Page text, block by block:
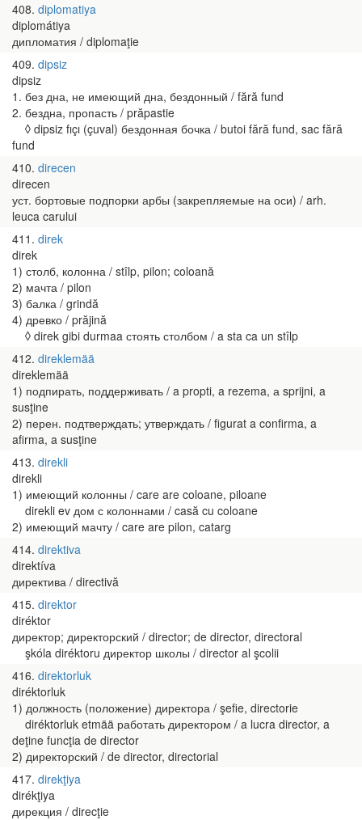
408 diplomatiya
diplomátiya
дипломатия / diplomaţie
409 dipsiz
dipsiz
1. без дна, не имеющий дна, бездонный / fără fund
2. бездна, пропасть / prăpastie
◊ dipsiz fıçı (çuval) бездонная бочка / butoi fără fund, sac fără
fund
410 direcen
direcen
уст. бортовые подпорки арбы (закрепляемые на оси) / arh.
leuca carului
411 direk
direk
1) столб, колонна / stîlp, pilon; coloană
2) мачта / pilon
3) балка / grindă
4) древко / prăjină
◊ direk gibi durmaa стоять столбом / a sta ca un stîlp
412 direklemää
direklemää
1) подпирать, поддерживать / a propti, a rezema, а sprijni, a
susţine
2) перен. подтверждать; утверждать / figurat a confirma, a
afirma, a susţine
413 direkli
direkli
1) имеющий колонны / care are coloane, piloane
direkli ev дом с колоннами / casă cu coloane
2) имеющий мачту / care are pilon, catarg
414 direktiva
direktíva
директива / directivă
415 direktor
diréktor
директор; директорский / director; de director, directoral
şkóla diréktoru директор школы / director al şcolii
416 direktorluk
diréktorluk
1) должность (положение) директора / şefie, directorie
diréktorluk etmää работать директором / a lucra director, a
deţine funcţia de director
2) директорский / de director, directorial
417 direkţiya
dirékţiya
дирекция / direcţie